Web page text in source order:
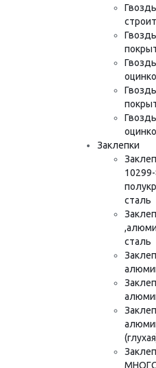
Заклепки
сталь
сталь